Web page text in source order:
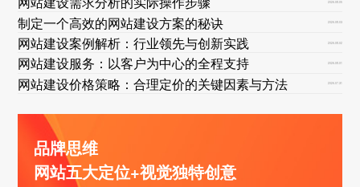
2026-08-05
制定一个高效的网站建设方案的秘诀 2026-08-03
网站建设案例解析：行业领先与创新实践 2026-08-02
网站建设服务：以客户为中心的全程支持 2026-08-01
网站建设价格策略：合理定价的关键因素与方法 2026-07-31
品牌思维
网站五大定位+视觉独特创意